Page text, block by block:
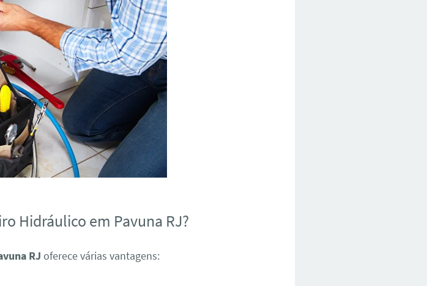
Hidráulico em Pavuna RJ?
RJ oferece várias vantagens: